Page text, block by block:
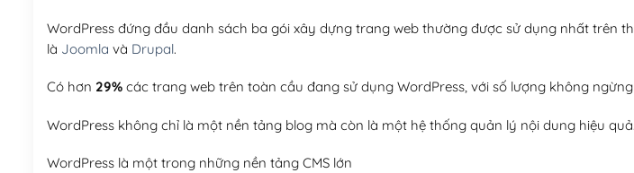
WordPress đứng đầu danh sách ba gói xây dựng trang web thường được sử dụng nhất trên
là Joomla và Drupal.
Có hơn 29%các trang web trên toàn cầu đang sử dụng WordPress, với số lượng không
WordPress không chỉ là một nền tảng blog mà còn là một hệ thống quản lý nội dung hiệu quả.
WordPress là một trong những nền tảng CMS lớn